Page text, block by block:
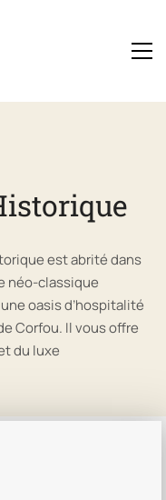
est abrité dans
néo-classique
oasis d’hospitalité
Corfou. Il vous offre
du luxe